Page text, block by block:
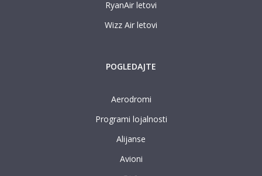
RyanAir letovi
Wizz Air letovi
POGLEDAJTE
Aerodromi
Programi lojalnosti
Alijanse
Avioni